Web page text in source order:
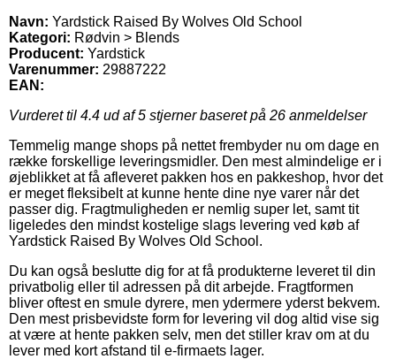
Navn: Yardstick Raised By Wolves Old School
Kategori: Rødvin > Blends
Producent: Yardstick
Varenummer: 29887222
EAN:
Vurderet til 4.4 ud af 5 stjerner baseret på 26 anmeldelser
Temmelig mange shops på nettet frembyder nu om dage en
række forskellige leveringsmidler. Den mest almindelige er i
øjeblikket at få afleveret pakken hos en pakkeshop, hvor det
er meget fleksibelt at kunne hente dine nye varer når det
passer dig. Fragtmuligheden er nemlig super let, samt tit
ligeledes den mindst kostelige slags levering ved køb af
Yardstick Raised By Wolves Old School.
Du kan også beslutte dig for at få produkterne leveret til din
privatbolig eller til adressen på dit arbejde. Fragtformen
bliver oftest en smule dyrere, men ydermere yderst bekvem.
Den mest prisbevidste form for levering vil dog altid vise sig
at være at hente pakken selv, men det stiller krav om at du
lever med kort afstand til e-firmaets lager.